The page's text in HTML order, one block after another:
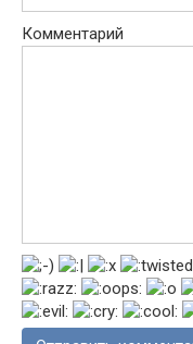
Комментарий